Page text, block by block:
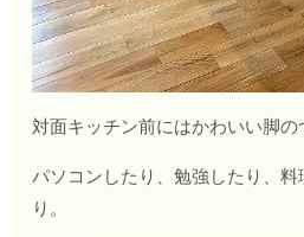
対面キッチン前にはかわいい脚の
パソコンしたり、勉強したり、
り。